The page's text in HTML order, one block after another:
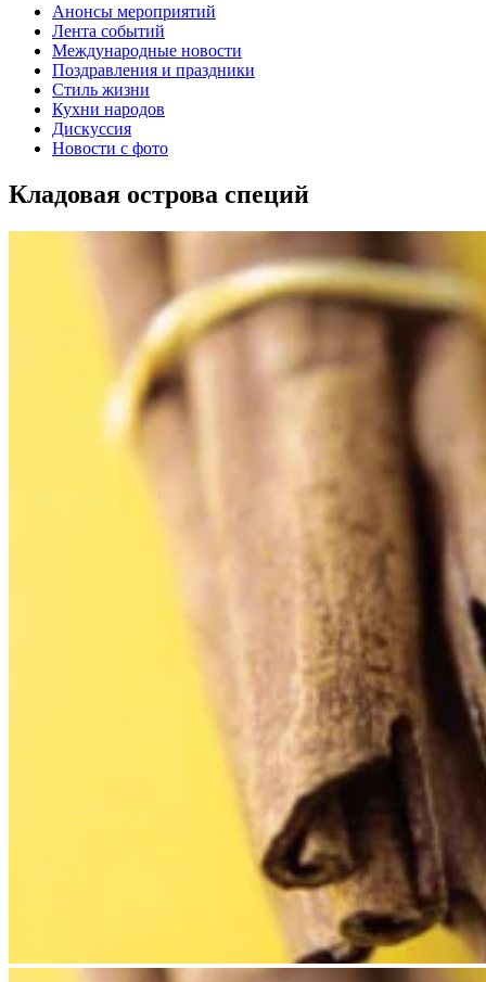
Анонсы мероприятий
Лента событий
Международные новости
Поздравления и праздники
Cтиль жизни
Кухни народов
Дискуссия
Новости с фото
Кладовая острова специй